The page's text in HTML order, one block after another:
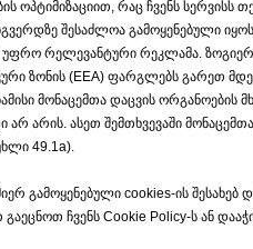
ოპტიმიზაციით, რაც ჩვენს სერვისს
შესაძლოა გამოყენებული
უფრო რელევანტური რეკლამა.
ზონის (EEA) ფარგლებს გარეთ
მონაცემთა დაცვის ორგანოების
არის. ასეთ შემთხვევაში
49.1a).
გამოყენებული cookies-ის შესახებ
ჩვენს Cookie Policy-ს ან